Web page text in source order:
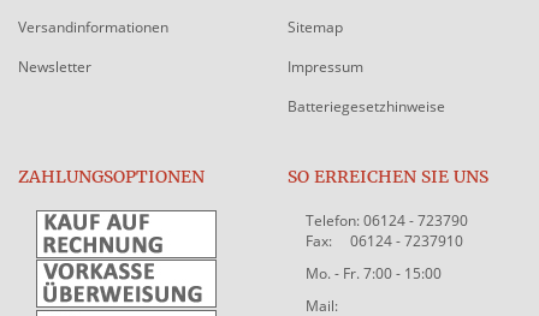
Versandinformationen
Newsletter
Sitemap
Impressum
Batteriegesetzhinweise
ZAHLUNGSOPTIONEN SO ERREICHEN SIE UNS
Telefon: 06124 - 723790
Fax: 06124 - 7237910
Mo. - Fr. 7:00 - 15:00
Mail: